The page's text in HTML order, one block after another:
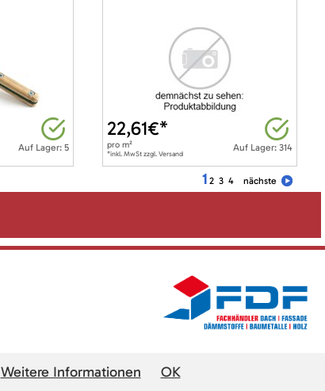
Auf Lager: 5 Auf Lager: 314
22,61€*
prom²
*inkl. MwSt zzgl. Versand
1 2 3 4 nächste
Weitere Informationen OK